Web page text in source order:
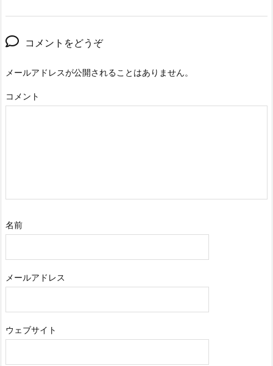
コメントをどうぞ
メールアドレスが公開されることはありません。
コメント
名前
メールアドレス
ウェブサイト